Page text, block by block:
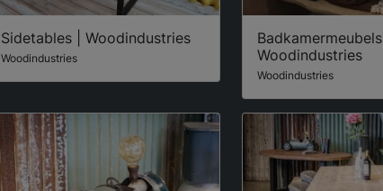
Sidetables | Woodindustries
Woodindustries
Badkamermeubels |
Woodindustries
Woodindustries